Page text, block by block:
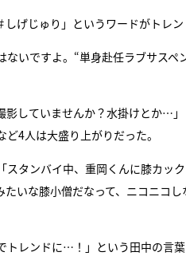
げじゅり」というワードがトレ
いですよ。“単身赴任ラブサス
していませんか？水掛けとか…
4人は大盛り上がりだった。
スタンバイ中、重岡くんに膝カッ
いな膝小僧だなって、ニコニコ
トレンドに…！」という田中の言